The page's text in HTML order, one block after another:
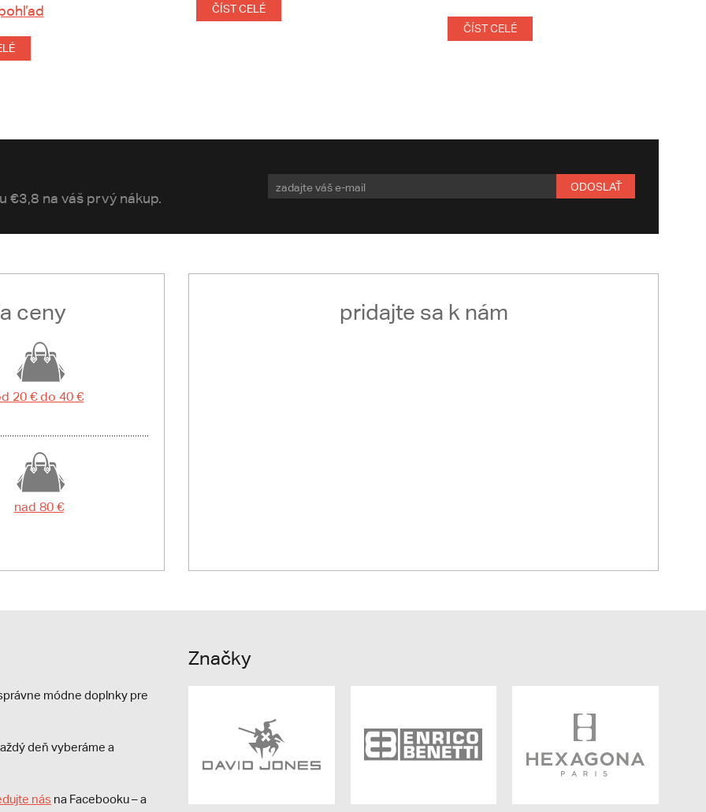
ČÍST CELÉ
ČÍST CELÉ
€3,8 na váš prvý nákup.
ODOSLAŤ
ceny
20 € do 40 €
nad 80 €
pridajte sa k nám
módne doplnky pre
deň vyberáme a
nás na Facebooku – a
Značky